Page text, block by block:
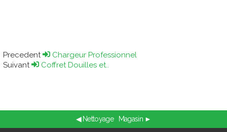
Precedent
Chargeur Professionnel
Suivant
Coffret Douilles et..
◀ Nettoyage Magasin ►